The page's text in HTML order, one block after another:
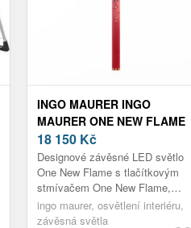
INGO MAURER INGO
MAURER ONE NEW FLAME
STOLNÍ LED LAMPA ČERV.
18 150 Kč
Designové závěsné LED světlo
One New Flame s tlačítkovým
stmívačem One New Flame,
německy „nový plamen“ – trefněji
by toto neobyčejné designové
ingo maurer, osvětlení interiéru,
závěsná světla